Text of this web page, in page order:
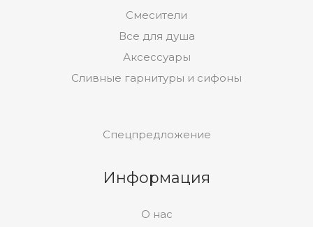
Смесители
Все для душа
Аксессуары
Сливные гарнитуры и сифоны
Спецпредложение
Информация
О нас